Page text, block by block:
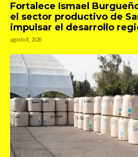
Fortalece Ismael
el sector productivo de
impulsar el desarrollo
agosto 8, 2026